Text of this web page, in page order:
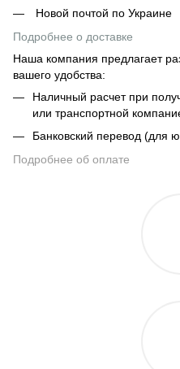
Новой почтой по Украине
Подробнее о доставке
Наша компания предлагает
вашего удобства:
Наличный расчет при
или транспортной
Банковский перевод (для
Подробнее об оплате